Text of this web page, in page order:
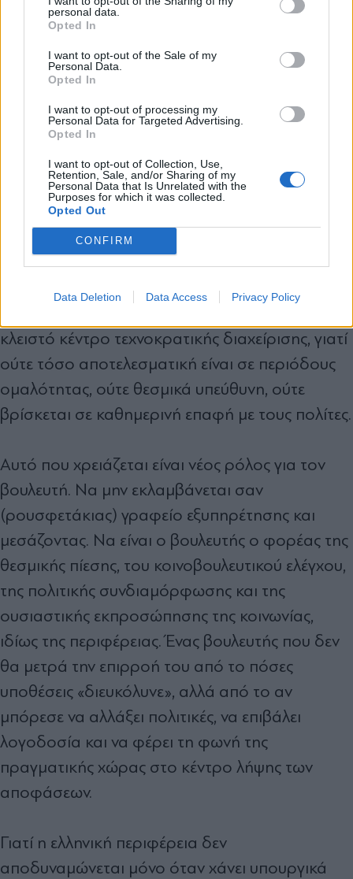
personal data.
Opted In
I want to opt-out of the Sale of my
Personal Data.
Opted In
I want to opt-out of processing my
Personal Data for Targeted Advertising.
Opted In
I want to opt-out of Collection, Use,
Retention, Sale, and/or Sharing of my
Personal Data that Is Unrelated with the
Purposes for which it was collected.
Opted Out
CONFIRM
Data Deletion Data Access Privacy Policy
οικοδομήσει την καριέρα τους πάνω σε
μικροεξυπηρετήσεις. Ωστόσο, είναι τουλάχιστον
άδικο να μετακυλίεται το ανάθεμα σε εκείνους
που επιλέγουν οι πολίτες να τους εκπροσωπούν
με την ψήφο τους, εντός ενός συστήματος που
όλοι αποδοκιμάζουν, για να ασκούν μετά
υπέρμετρη εξουσία οι μη εκλεγμένοι.
Κανένας βουλευτής δεν επιθυμεί να μετατρέπεται
από εθνικός νομοθέτης και ελεγκτής σε
διαχειριστή αιτημάτων και εξυπηρετήσεων. Η
λύση δεν είναι η παράκαμψη της
κλειστό κέντρο τεχνοκρατικής διαχείρισης, γιατί
ούτε τόσο αποτελεσματική είναι σε περιόδους
ομαλότητας, ούτε θεσμικά υπεύθυνη, ούτε
βρίσκεται σε καθημερινή επαφή με τους πολίτες.
Αυτό που χρειάζεται είναι νέος ρόλος για τον
βουλευτή. Να μην εκλαμβάνεται σαν
(ρουσφετάκιας) γραφείο εξυπηρέτησης και
μεσάζοντας. Να είναι ο βουλευτής ο φορέας της
θεσμικής πίεσης, του κοινοβουλευτικού ελέγχου,
της πολιτικής συνδιαμόρφωσης και της
ουσιαστικής εκπροσώπησης της κοινωνίας,
ιδίως της περιφέρειας. Ένας βουλευτής που δεν
θα μετρά την επιρροή του από το πόσες
υποθέσεις «διευκόλυνε», αλλά από το αν
μπόρεσε να αλλάξει πολιτικές, να επιβάλει
λογοδοσία και να φέρει τη φωνή της
πραγματικής χώρας στο κέντρο λήψης των
αποφάσεων.
Γιατί η ελληνική περιφέρεια δεν
αποδυναμώνεται μόνο όταν χάνει υπουργικά
Αποδέχομαι τους
και την πολιτική απορρήτου
X